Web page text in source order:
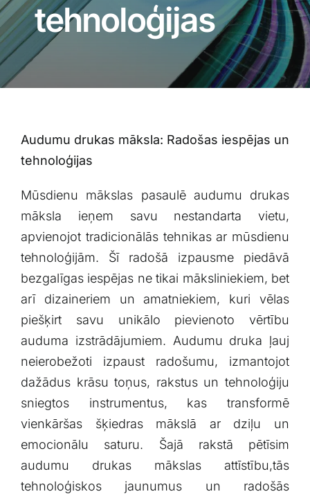
Blogs
Attēlu galerija
Par mums
Vakances
BUJ
Kontakti
Klientu portāls
tehnoloģijas
Audumu drukas māksla: Radošas iespējas un
tehnoloģijas
Mūsdienu mākslas pasaulē‍ audumu drukas
māksla ieņem savu nestandarta vietu,
apvienojot tradicionālās tehnikas ar mūsdienu
tehnoloģijām. Šī radošā izpausme piedāvā
bezgalīgas iespējas ne ⁣tikai māksliniekiem, bet
arī dizaineriem un amatniekiem, kuri vēlas
piešķirt savu unikālo pievienoto vērtību
auduma izstrādājumiem. ‌Audumu druka ļauj
neierobežoti izpaust radošumu, izmantojot
dažādus krāsu toņus, rakstus un tehnoloģiju
sniegtos instrumentus, kas transformē
vienkāršas ⁢šķiedras mākslā ar dziļu un
emocionālu saturu. Šajā rakstā pētīsim
audumu drukas mākslas attīstību,tās
tehnoloģiskos jaunumus un radošās